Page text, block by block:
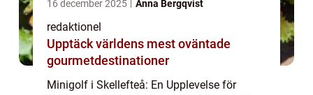
16 december 2025 Anna Bergqvist
redaktionel
Upptäck världens mest oväntade
gourmetdestinationer
Minigolf i Skellefteå: En Upplevelse för